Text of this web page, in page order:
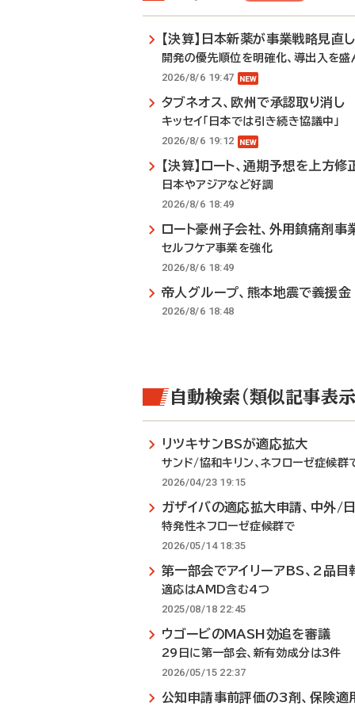
【決算】日本新薬が事業戦略見直し
開発の優先順位を明確化、導出入を盛
2026/8/6 19:47
タブネオス、欧州で承認取り消し
キッセイ「日本では引き続き協議中」
2026/8/6 19:12
【決算】ロート、通期予想を上方修
日本やアジアなど好調
2026/8/6 18:49
ロート豪州子会社、外用鎮痛剤事
セルフケア事業を強化
2026/8/6 18:49
帝人グループ、熊本地震で義援金
2026/8/6 18:48
自動検索（類似記事表示
リツキサンBSが適応拡大
サンド/協和キリン、ネフローゼ症候群
2026/04/23 19:15
ガザイバの適応拡大申請、中外/
特発性ネフローゼ症候群で
2026/05/14 18:35
第一部会でアイリーアBS、2品目
適応はAMD含む4つ
2025/08/18 22:45
ウゴービのMASH効追を審議
29日に第一部会、新有効成分は3件
2026/05/15 22:37
公知申請事前評価の3剤、保険適